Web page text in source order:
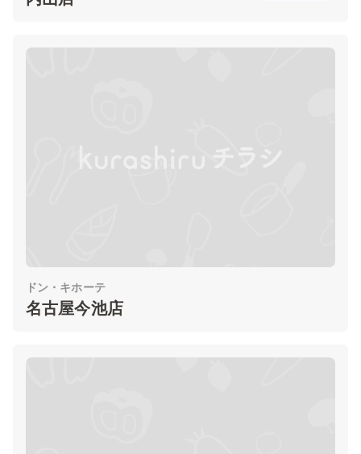
ドン・キホーテ
名古屋今池店